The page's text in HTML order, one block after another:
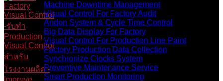
Machine Downtime Management
Visual Control For Factory Audit
Andon System & Cycle Time Control
Big Data Display For Factory
Visual Control For Production Line Paint
Factory Production Data Collection
Synchronize Clocks System
Preventive Maintenance Service
Smart Production Monitoring